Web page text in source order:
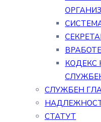
КОДЕКС
СЛУЖБЕН
СТАТУТ